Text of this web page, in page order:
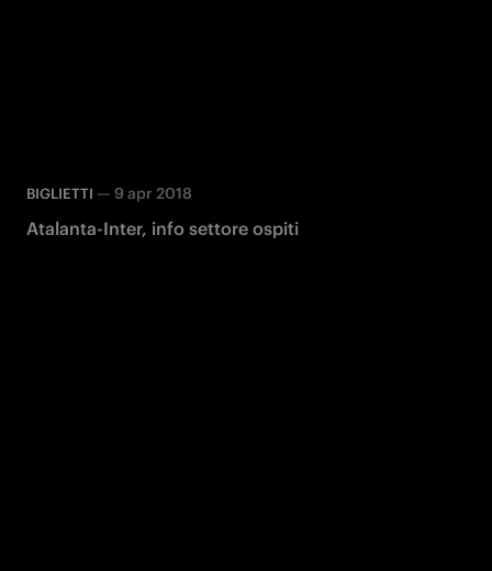
BIGLIETTI — 9 apr 2018
Atalanta-Inter, info settore ospiti